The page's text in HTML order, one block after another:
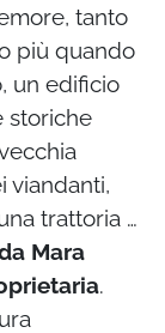
tanto
più quando
un edificio
storiche
viandanti,
trattoria …
Mara
.